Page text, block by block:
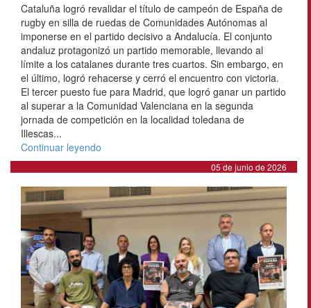
Cataluña logró revalidar el título de campeón de España de
rugby en silla de ruedas de Comunidades Autónomas al
imponerse en el partido decisivo a Andalucía. El conjunto
andaluz protagonizó un partido memorable, llevando al
límite a los catalanes durante tres cuartos. Sin embargo, en
el último, logró rehacerse y cerró el encuentro con victoria.
El tercer puesto fue para Madrid, que logró ganar un partido
al superar a la Comunidad Valenciana en la segunda
jornada de competición en la localidad toledana de
Illescas...
Continuar leyendo
05 de junio de 2026